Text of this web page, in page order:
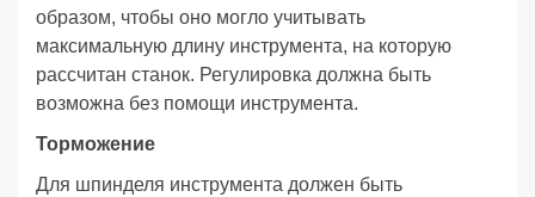
образом, чтобы оно могло учитывать
максимальную длину инструмента, на которую
рассчитан станок. Регулировка должна быть
возможна без помощи инструмента.
Торможение
Для шпинделя инструмента должен быть